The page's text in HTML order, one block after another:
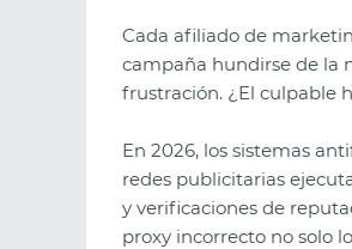
Cada afiliado de
campaña hundirse de la
frustración. ¿El culpable
En 2026, los sistemas
redes publicitarias
y verificaciones de
proxy incorrecto no solo